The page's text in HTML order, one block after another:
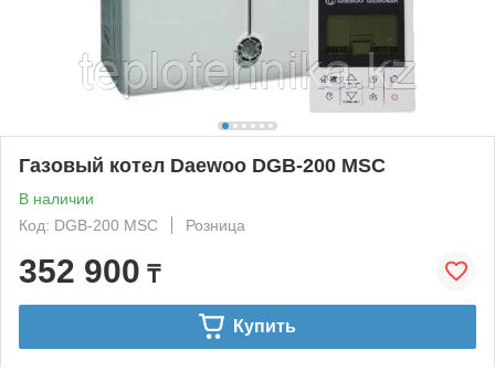
Газовый котел Daewoo DGB-200 MSC
В наличии
Код: DGB-200 MSC
Розница
352 900 ₸
Купить